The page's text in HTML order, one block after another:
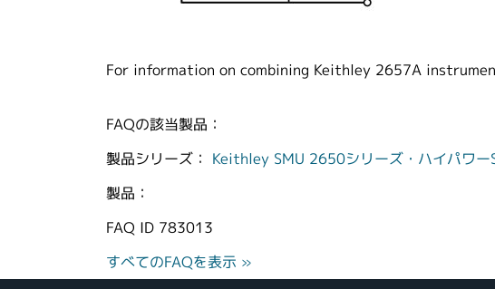
For information on combining Keithley 2657A
FAQの該当製品：
製品シリーズ： Keithley SMU 2650シリーズ・ハイパワ
製品：
FAQ ID 783013
すべてのFAQを表示 »